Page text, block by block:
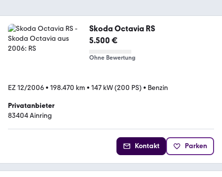
Skoda Octavia RS
5.500 €
Ohne Bewertung
EZ 12/2006• 198.470 km • 147 kW (200 PS) • Benzin
Privatanbieter
83404 Ainring
Kontakt Parken